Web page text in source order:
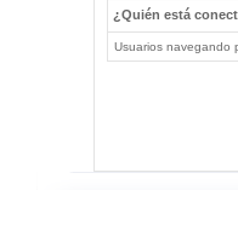
¿Quién está
Usuarios navegando